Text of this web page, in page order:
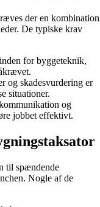
der en kombination
De typiske krav
for byggeteknik,
og skadesvurdering er
situationer.
og
jobbet effektivt.
til spændende
Nogle af de